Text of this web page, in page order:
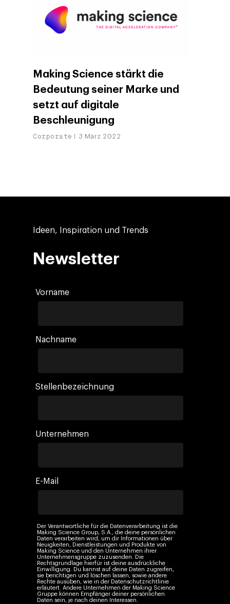
Making Science stärkt die
Bedeutung seiner Marke und
setzt auf digitale
Beschleunigung
Corporate 3 März 2022
Ideen, Inspiration und Trends
Newsletter
Vorname
Nachname
Stellenbezeichnung
Unternehmen
E-Mail
Der Verantwortliche für die Datenverarbeitung ist die
Making Science Group, S.A., die deine persönlichen
Daten verarbeiten wird, um dir Informationen über
Neuigkeiten, Dienstleistungen und Produkte von
Making Science und den Unternehmen ihrer
Unternehmensgruppe zuzusenden. Die
Rechtsgrundlage hierfür ist deine ausdrückliche
Einwilligung. Du kannst auf deine Daten zugreifen,
sie berichtigen und löschen lassen, sowie andere
Rechte ausüben, wie in der Datenschutzrichtlinie
erläutert. Andere Unternehmen der Making Science
Gruppe können Empfänger deiner persönlichen
Daten sein, je nach deinen Interessen.